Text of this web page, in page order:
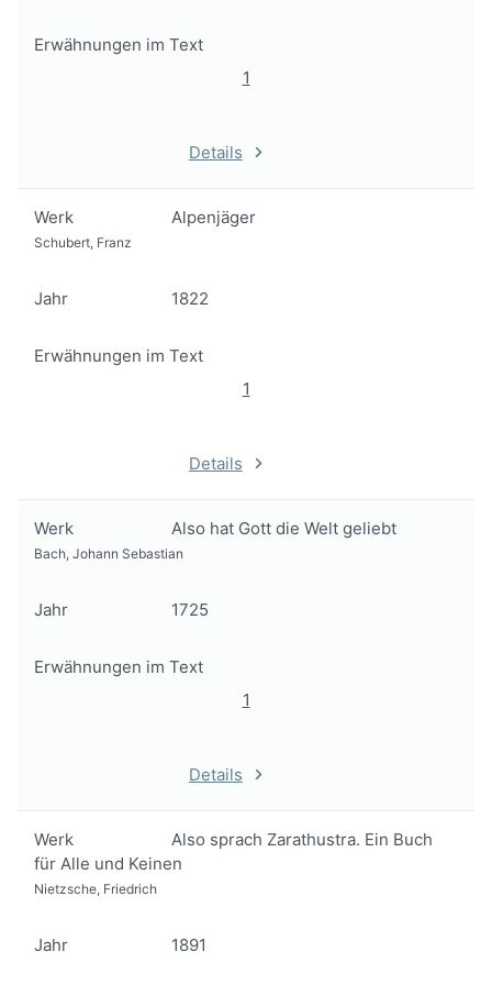
Erwähnungen im Text
1
Details
Werk Alpenjäger
Schubert, Franz
Jahr 1822
Erwähnungen im Text
1
Details
Werk Also hat Gott die Welt geliebt
Bach, Johann Sebastian
Jahr 1725
Erwähnungen im Text
1
Details
Werk
Also sprach Zarathustra. Ein Buch
für Alle und Keinen
Nietzsche, Friedrich
Jahr 1891